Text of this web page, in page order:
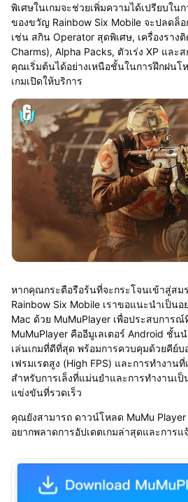
พิเศษในเกมจะช่วยเพิ่มความได้เปรียบใ
ของขวัญ Rainbow Six Mobile จะปลดล็
เช่น สกิน Operator สุดพิเศษ, เครื่องราง
Charms), Alpha Packs, ตัวเร่ง XP และ
คุณเริ่มต้นได้อย่างเหนือชั้นในการฝึกฝน
เกมเปิดให้บริการ
หากคุณกระตือรือร้นที่จะกระโจนเข้าสู่สม
Rainbow Six Mobile เราขอแนะนำเป็นอ
Mac ด้วย MuMuPlayer เพื่อประสบการ
MuMuPlayer คืออีมูเลเตอร์ Android ชั้
เล่นเกมที่ดีที่สุด พร้อมการควบคุมด้วยคีย์
เฟรมเรตสูง (High FPS) และการทำงาน
สำหรับการเล็งที่แม่นยำและการทำงานเ
แข่งขันที่รวดเร็ว
คุณยังสามารถ ดาวน์โหลด MuMu
อยากพลาดการอัปเดตเกมล่าสุดและการแ